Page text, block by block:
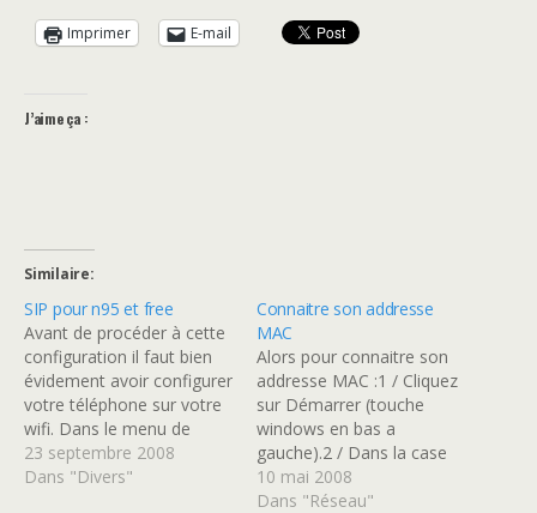
Imprimer E-mail
J’aime ça :
Similaire
SIP pour n95 et free
Avant de procéder à cette
configuration il faut bien
évidement avoir configurer
votre téléphone sur votre
wifi. Dans le menu de
configuration, choisissez
paramètres > connexion >
23 septembre 2008
Dans "Divers"
Connaitre son addresse
MAC
Alors pour connaitre son
addresse MAC :1 / Cliquez
sur Démarrer (touche
windows en bas a
gauche).2 / Dans la case
blanche "Rechercher"
tapez au clavier "cmd"
10 mai 2008
Dans "Réseau"